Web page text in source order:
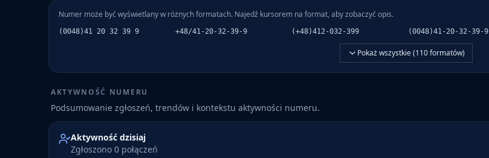
Numer może być wyświetlany w różnych formatach. Najedź kursorem na format, aby zobaczyć opis.
(0048)41 20 32 39 9 +48/41-20-32-39-9 (+48)412-032-399 (0048)41-20-32-39-9
Pokaż wszystkie (110formatów)
AKTYWNOŚĆ NUMERU
Podsumowanie zgłoszeń, trendów i kontekstu aktywności numeru.
Aktywność dzisiaj
Zgłoszono 0 połączeń